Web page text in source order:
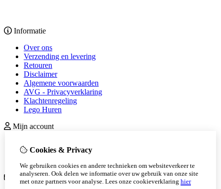
Informatie
Over ons
Verzending en levering
Retouren
Disclaimer
Algemene voorwaarden
AVG - Privacyverklaring
Klachtenregeling
Lego Huren
Mijn account
Bestelhistorie
Klantenservice
Cookies & Privacy
We gebruiken cookies en andere technieken om websiteverkeer te
analyseren. Ook delen we informatie over uw gebruik van onze site
met onze partners voor analyse. Lees onze cookieverklaring hier